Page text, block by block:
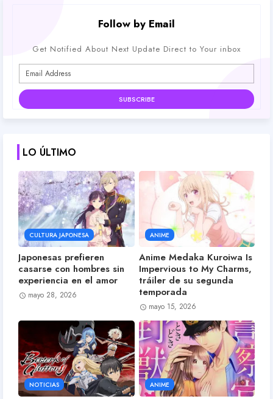
Follow by Email
Get Notified About Next Update Direct to Your inbox
LO ÚLTIMO
CULTURA JAPONESA
Japonesas prefieren
casarse con hombres sin
experiencia en el amor
mayo 28, 2026
ANIME
Anime Medaka Kuroiwa Is
Impervious to My Charms,
tráiler de su segunda
temporada
mayo 15, 2026
NOTICIAS ANIME